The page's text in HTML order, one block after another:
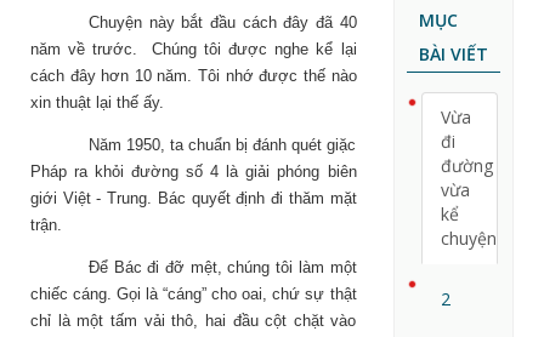
MỤC
BÀI VIẾT
Vừa
đi
đường
vừa
kể
chuyện
2
Chuyện này bắt đầu cách đây đã 40
năm về trước. Chúng tôi được nghe kể lại
cách đây hơn 10 năm. Tôi nhớ được thế nào
xin thuật lại thế ấy.
Năm 1950, ta chuẩn bị đánh quét giặc
Pháp ra khỏi đường số 4 là giải phóng biên
giới Việt - Trung. Bác quyết định đi thăm mặt
trận.
Để Bác đi đỡ mệt, chúng tôi làm một
chiếc cáng. Gọi là “cáng” cho oai, chứ sự thật
chỉ là một tấm vải thô, hai đầu cột chặt vào